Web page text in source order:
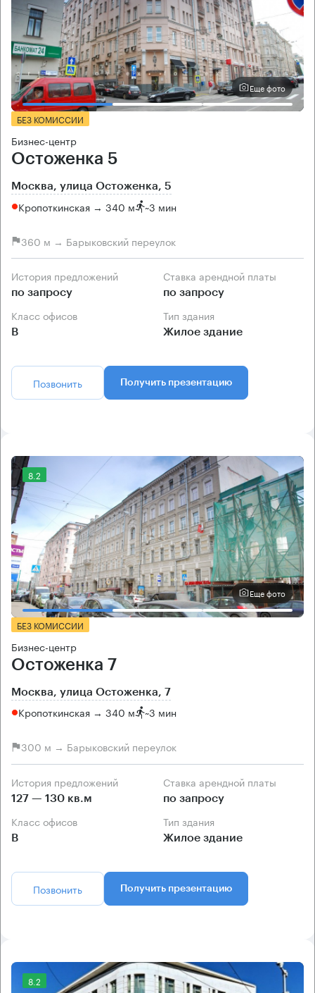
Еще фото
БЕЗ КОМИССИИ
Бизнес-центр
Остоженка 5
Москва, улица Остоженка, 5
Кропоткинская → 340 м ~3 мин
360 м → Барыковский переулок
История предложений
по запросу
Ставка арендной платы
по запросу
Класс офисов
B
Тип здания
Жилое здание
Позвонить Получить презентацию
8.2
Еще фото
БЕЗ КОМИССИИ
Бизнес-центр
Остоженка 7
Москва, улица Остоженка, 7
Кропоткинская → 340 м ~3 мин
300 м → Барыковский переулок
История предложений
127 — 130 кв.м
Ставка арендной платы
по запросу
Класс офисов
B
Тип здания
Жилое здание
Позвонить Получить презентацию
8.2